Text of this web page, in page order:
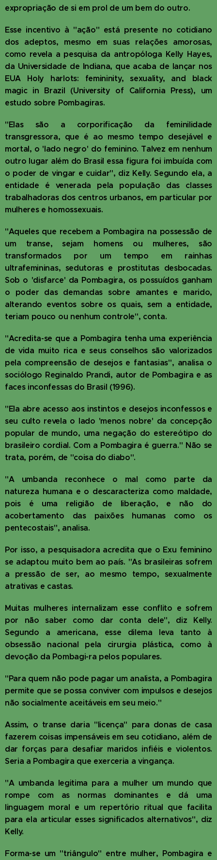
expropriação de si em prol de um bem do outro.
Esse incentivo à "ação" está presente no cotidiano
dos adeptos, mesmo em suas relações amorosas,
como revela a pesquisa da antropóloga Kelly Hayes,
da Universidade de Indiana, que acaba de lançar nos
EUA Holy harlots: femininity, sexuality, and black
magic in Brazil (University of California Press), um
estudo sobre Pombagiras.
"Elas são a corporificação da feminilidade
transgressora, que é ao mesmo tempo desejável e
mortal, o 'lado negro' do feminino. Talvez em nenhum
outro lugar além do Brasil essa figura foi imbuída com
o poder de vingar e cuidar", diz Kelly. Segundo ela, a
entidade é venerada pela população das classes
trabalhadoras dos centros urbanos, em particular por
mulheres e homossexuais.
"Aqueles que recebem a Pombagira na possessão de
um transe, sejam homens ou mulheres, são
transformados por um tempo em rainhas
ultrafemininas, sedutoras e prostitutas desbocadas.
Sob o 'disfarce' da Pombagira, os possuídos ganham
o poder das demandas sobre amantes e marido,
alterando eventos sobre os quais, sem a entidade,
teriam pouco ou nenhum controle", conta.
"Acredita-se que a Pombagira tenha uma experiência
de vida muito rica e seus conselhos são valorizados
pela compreensão de desejos e fantasias", analisa o
sociólogo Reginaldo Prandi, autor de Pombagira e as
faces inconfessas do Brasil (1996).
"Ela abre acesso aos instintos e desejos inconfessos e
seu culto revela o lado 'menos nobre' da concepção
popular de mundo, uma negação do estereótipo do
brasileiro cordial. Com a Pombagira é guerra." Não se
trata, porém, de "coisa do diabo".
"A umbanda reconhece o mal como parte da
natureza humana e o descaracteriza como maldade,
pois é uma religião de liberação, e não do
acobertamento das paixões humanas como os
pentecostais", analisa.
Por isso, a pesquisadora acredita que o Exu feminino
se adaptou muito bem ao país. "As brasileiras sofrem
a pressão de ser, ao mesmo tempo, sexualmente
atrativas e castas.
Muitas mulheres internalizam esse conflito e sofrem
por não saber como dar conta dele", diz Kelly.
Segundo a americana, esse dilema leva tanto à
obsessão nacional pela cirurgia plástica, como à
devoção da Pombagi-ra pelos populares.
"Para quem não pode pagar um analista, a Pombagira
permite que se possa conviver com impulsos e desejos
não socialmente aceitáveis em seu meio."
Assim, o transe daria "licença" para donas de casa
fazerem coisas impensáveis em seu cotidiano, além de
dar forças para desafiar maridos infiéis e violentos.
Seria a Pombagira que exerceria a vingança.
"A umbanda legitima para a mulher um mundo que
rompe com as normas dominantes e dá uma
linguagem moral e um repertório ritual que facilita
para ela articular esses significados alternativos", diz
Kelly.
Forma-se um "triângulo" entre mulher, Pombagira e